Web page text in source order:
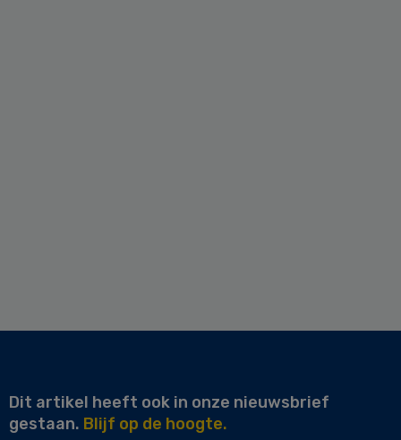
Dit artikel heeft ook in onze nieuwsbrief
gestaan. Blijf op de hoogte.